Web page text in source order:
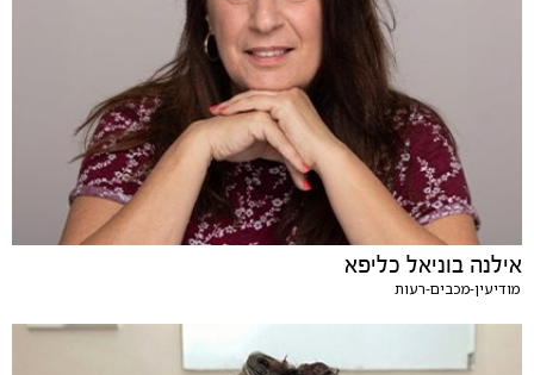
אילנה בוניאל כליפא
מודיעין-מכבים-רעות